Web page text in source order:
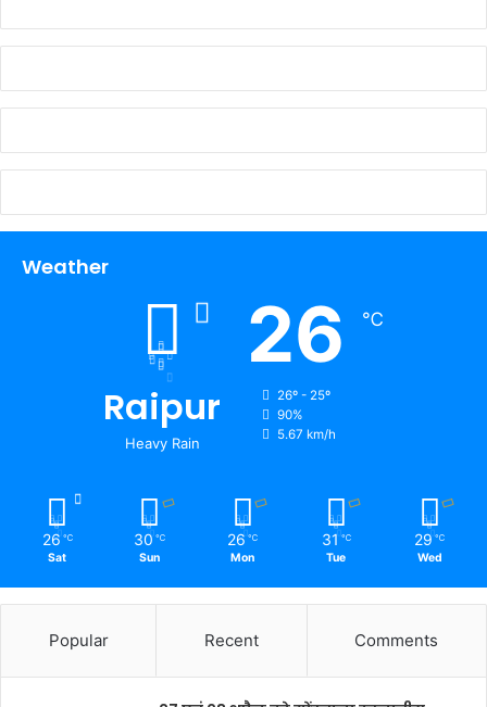
Weather
Raipur
Heavy Rain
26 ℃
26º - 25º
90%
5.67 km/h
26 ℃
Sat
30 ℃
Sun
26 ℃
Mon
31 ℃
Tue
29 ℃
Wed
Popular Recent Comments